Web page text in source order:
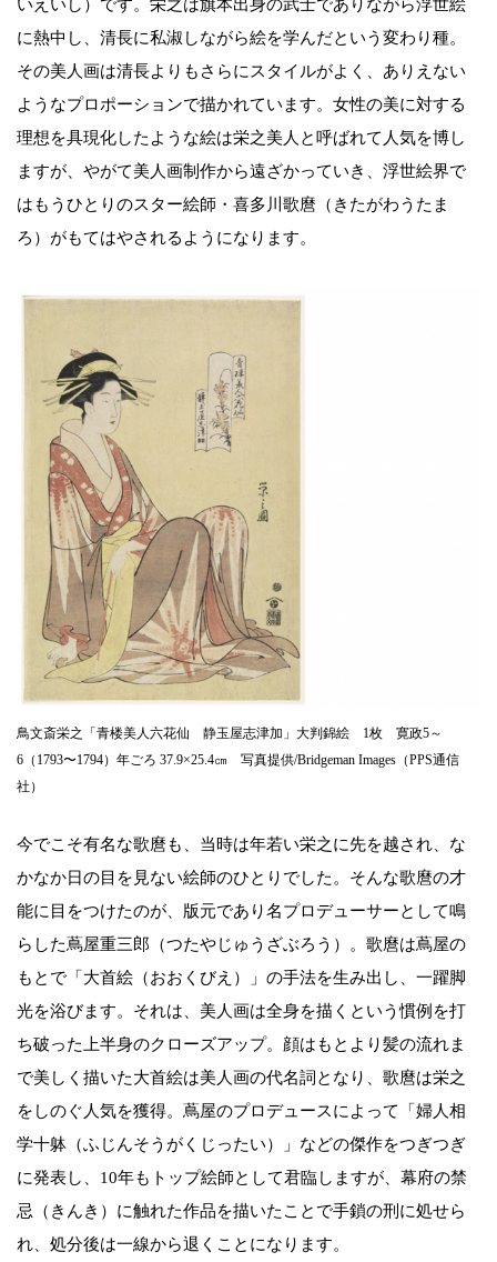
いえいし）です。栄之は旗本出身の武士でありながら浮世絵
に熱中し、清長に私淑しながら絵を学んだという変わり種。
その美人画は清長よりもさらにスタイルがよく、ありえない
ようなプロポーションで描かれています。女性の美に対する
理想を具現化したような絵は栄之美人と呼ばれて人気を博し
ますが、やがて美人画制作から遠ざかっていき、浮世絵界で
はもうひとりのスター絵師・喜多川歌麿（きたがわうたま
ろ）がもてはやされるようになります。
鳥文斎栄之「青楼美人六花仙 静玉屋志津加」大判錦絵 1枚 寛政5～
6（1793〜1794）年ごろ 37.9×25.4㎝ 写真提供/Bridgeman Images（PPS通信
社）
今でこそ有名な歌麿も、当時は年若い栄之に先を越され、な
かなか日の目を見ない絵師のひとりでした。そんな歌麿の才
能に目をつけたのが、版元であり名プロデューサーとして鳴
らした蔦屋重三郎（つたやじゅうざぶろう）。歌麿は蔦屋の
もとで「大首絵（おおくびえ）」の手法を生み出し、一躍脚
光を浴びます。それは、美人画は全身を描くという慣例を打
ち破った上半身のクローズアップ。顔はもとより髪の流れま
で美しく描いた大首絵は美人画の代名詞となり、歌麿は栄之
をしのぐ人気を獲得。蔦屋のプロデュースによって「婦人相
学十躰（ふじんそうがくじったい）」などの傑作をつぎつぎ
に発表し、10年もトップ絵師として君臨しますが、幕府の禁
忌（きんき）に触れた作品を描いたことで手鎖の刑に処せら
れ、処分後は一線から退くことになります。